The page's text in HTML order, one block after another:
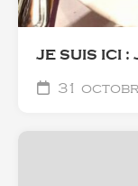
JE SUIS ICI :
31